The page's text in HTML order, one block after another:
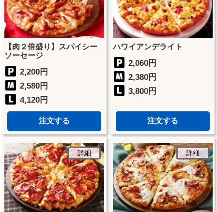
【肉２倍盛り】スパイシー
ソーセージ
2,200円
2,580円
4,120円
注文する
ハワイアンデライト
2,060円
2,380円
3,800円
注文する
詳細 詳細